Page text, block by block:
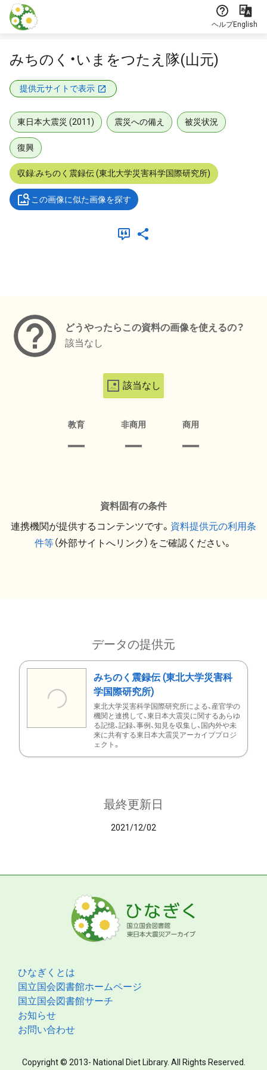
本文に飛ぶ
ヘルプEnglish
みちのく・いまをつたえ隊(山元)
提供元サイトで表示
東日本大震災 (2011) 震災への備え 被災状況
復興
収録:みちのく震録伝 (東北大学災害科学国際研究所)
この画像に似た画像を探す
どうやったらこの資料の画像を使えるの？
該当なし
該当なし
教育 非商用 商用
資料固有の条件
連携機関が提供するコンテンツです。 資料提供元の利用条
件等（外部サイトへリンク）をご確認ください。
データの提供元
みちのく震録伝 (東北大学災害科
学国際研究所)
東北大学災害科学国際研究所による、産官学の
機関と連携して、東日本大震災に関するあらゆ
る記憶、記録、事例、知見を収集し、国内外や未
来に共有する東日本大震災アーカイブプロジ
ェクト。
最終更新日
2021/12/02
ひなぎくとは
国立国会図書館ホームページ
国立国会図書館サーチ
お知らせ
お問い合わせ
Copyright © 2013- National Diet Library. All Rights Reserved.